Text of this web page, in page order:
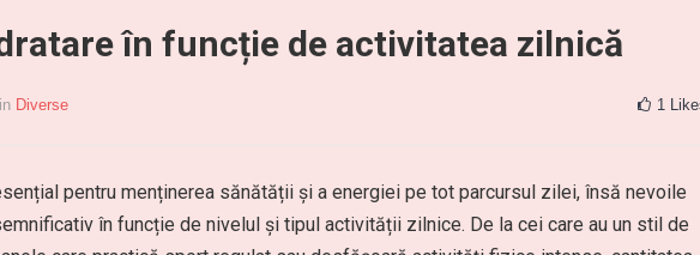
în funcție de activitatea zilnică
in Diverse 1
pentru menținerea sănătății și a energiei pe tot parcursul zilei, însă nevoile
în funcție de nivelul și tipul activității zilnice. De la cei care au un stil de